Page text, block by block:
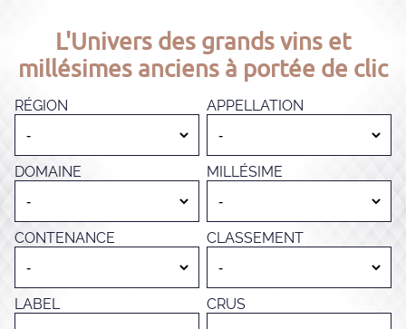
L'Univers des grands vins et
millésimes anciens à portée de clic
RÉGION APPELLATION
DOMAINE MILLÉSIME
CONTENANCE CLASSEMENT
LABEL CRUS